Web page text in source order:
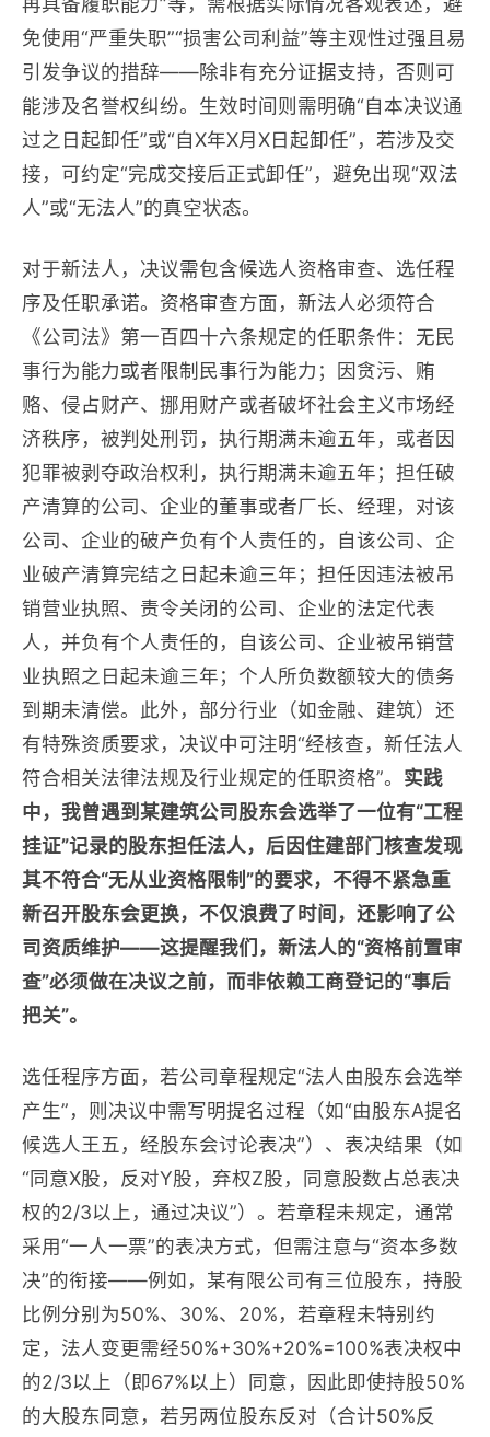
免使用“严重失职”“损害公司利益”等主观性过强且易
引发争议的措辞——除非有充分证据支持，否则可
能涉及名誉权纠纷。生效时间则需明确“自本决议通
过之日起卸任”或“自X年X月X日起卸任”，若涉及交
接，可约定“完成交接后正式卸任”，避免出现“双法
人”或“无法人”的真空状态。
对于新法人，决议需包含候选人资格审查、选任程
序及任职承诺。资格审查方面，新法人必须符合
《公司法》第一百四十六条规定的任职条件：无民
事行为能力或者限制民事行为能力；因贪污、贿
赂、侵占财产、挪用财产或者破坏社会主义市场经
济秩序，被判处刑罚，执行期满未逾五年，或者因
犯罪被剥夺政治权利，执行期满未逾五年；担任破
产清算的公司、企业的董事或者厂长、经理，对该
公司、企业的破产负有个人责任的，自该公司、企
业破产清算完结之日起未逾三年；担任因违法被吊
销营业执照、责令关闭的公司、企业的法定代表
人，并负有个人责任的，自该公司、企业被吊销营
业执照之日起未逾三年；个人所负数额较大的债务
到期未清偿。此外，部分行业（如金融、建筑）还
有特殊资质要求，决议中可注明“经核查，新任法人
符合相关法律法规及行业规定的任职资格”。 实践
中，我曾遇到某建筑公司股东会选举了一位有“工程
挂证”记录的股东担任法人，后因住建部门核查发现
其不符合“无从业资格限制”的要求，不得不紧急重
新召开股东会更换，不仅浪费了时间，还影响了公
司资质维护——这提醒我们，新法人的“资格前置审
查”必须做在决议之前，而非依赖工商登记的“事后
把关”。
选任程序方面，若公司章程规定“法人由股东会选举
产生”，则决议中需写明提名过程（如“由股东A提名
候选人王五，经股东会讨论表决”）、表决结果（如
“同意X股，反对Y股，弃权Z股，同意股数占总表决
权的2/3以上，通过决议”）。若章程未规定，通常
采用“一人一票”的表决方式，但需注意与“资本多数
决”的衔接——例如，某有限公司有三位股东，持股
比例分别为50%、30%、20%，若章程未特别约
定，法人变更需经50%+30%+20%=100%表决权中
的2/3以上（即67%以上）同意，因此即使持股50%
的大股东同意，若另两位股东反对（合计50%反